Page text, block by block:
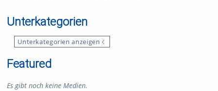
Unterkategorien
Unterkategorien anzeigen
Featured
Es gibt noch keine Medien.